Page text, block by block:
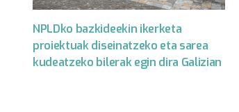
NPLDko bazkideekin ikerketa
proiektuak diseinatzeko eta sarea
kudeatzeko bilerak egin dira Galizian